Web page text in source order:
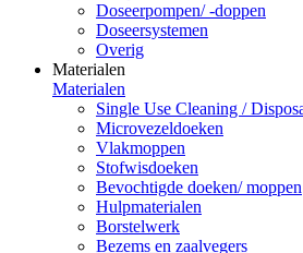
Doseerpompen/ -doppen
Doseersystemen
Overig
Materialen
Materialen
Single Use Cleaning /
Microvezeldoeken
Vlakmoppen
Stofwisdoeken
Bevochtigde doeken/ moppen
Hulpmaterialen
Borstelwerk
Bezems en zaalvegers